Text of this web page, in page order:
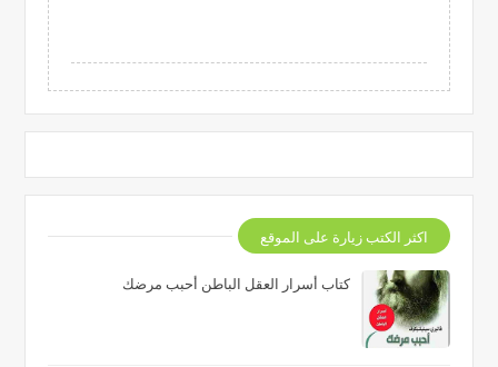
اكثر الكتب زيارة على الموقع
كتاب أسرار العقل الباطن أحبب مرضك